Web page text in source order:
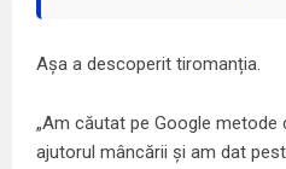
Așa a descoperit tiromanția.
„Am căutat pe Google
ajutorul mâncării și am dat